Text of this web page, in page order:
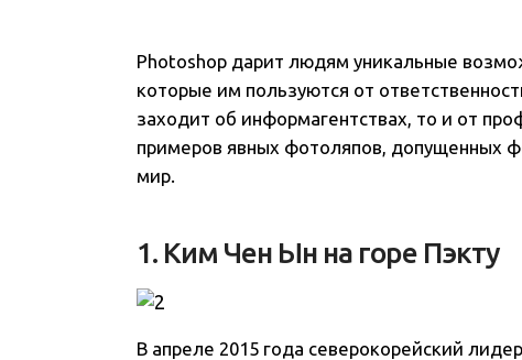
Photoshop дарит людям уникальные
которые им пользуются от
заходит об информагентствах, то и от
примеров явных фотоляпов, допущенных
мир.
1. Ким Чен Ын на горе Пэкту
В апреле 2015 года северокорейский